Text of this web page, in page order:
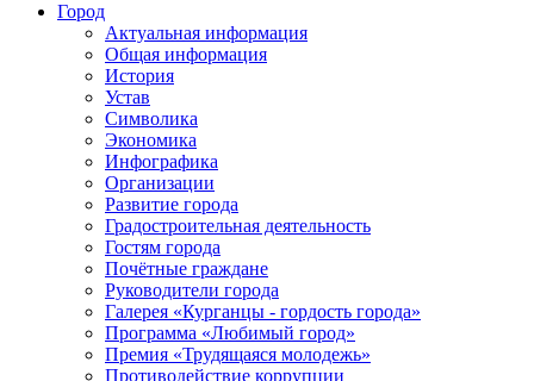
Город
Актуальная информация
Общая информация
История
Устав
Символика
Экономика
Инфографика
Организации
Развитие города
Градостроительная деятельность
Гостям города
Почётные граждане
Руководители города
Галерея «Курганцы - гордость города»
Программа «Любимый город»
Премия «Трудящаяся молодежь»
Противодействие коррупции